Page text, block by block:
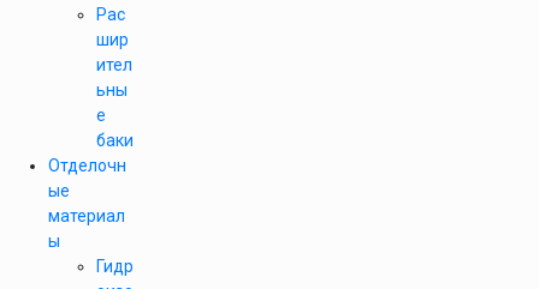
Рас
шир
ител
ьны
е
баки
Отделочн
ые
материал
ы
Гидр